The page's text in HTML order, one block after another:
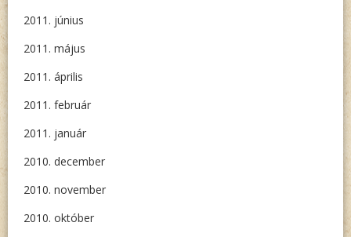
2011. június
2011. május
2011. április
2011. február
2011. január
2010. december
2010. november
2010. október